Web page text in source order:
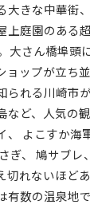
大きな中華街
上庭園のある
大さん橋埠頭
ョップが立ち
られる川崎市
など、人気の
、 よこすか海
ぎ、 鳩サブレ
切れないほど
有数の温泉地